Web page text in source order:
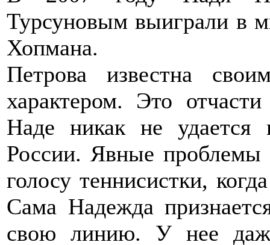
Турсуновым выиграли в
Хопмана.
Петрова известна
характером. Это
Наде никак не удается
России. Явные проблемы
голосу теннисистки,
Сама Надежда
свою линию. У нее